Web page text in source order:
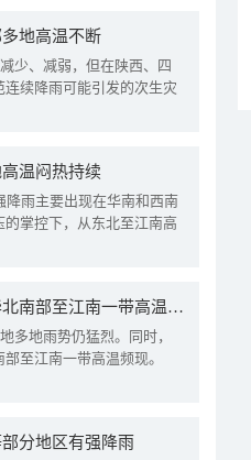
地高温不断
少、减弱，但在陕西、四
续降雨可能引发的次生灾
温闷热持续
降雨主要出现在华南和西南
掌控下，从东北至江南高
四川陕西等地需警惕降雨叠加致灾 华北南部至江南一带高温频现
多地雨势仍猛烈。同时，
至江南一带高温频现。
分地区有强降雨